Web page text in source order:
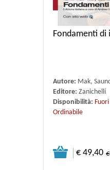
Fondamenti di
Autore: Mak,
Editore: Zanichelli
Disponibilità:
Ordinabile
€ 49,40